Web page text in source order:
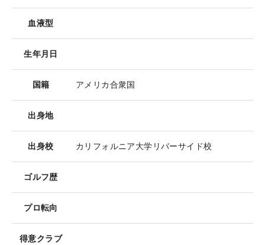
血液型
生年月日
国籍 アメリカ合衆国
出身地
出身校 カリフォルニア大学リバーサイド校
ゴルフ歴
プロ転向
得意クラブ